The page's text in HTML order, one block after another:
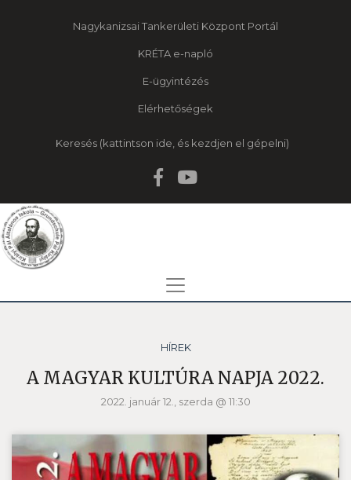
Nagykanizsai Tankerületi Központ Portál
KRÉTA e-napló
E-ügyintézés
Elérhetőségek
Keresés
HÍREK
A MAGYAR KULTÚRA NAPJA 2022.
2022. január 12., szerda @ 11:30